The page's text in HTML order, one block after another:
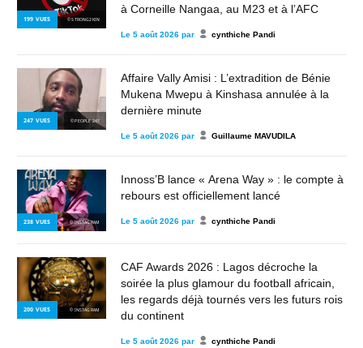
199 VUES © STRONG2KIN
à Corneille Nangaa, au M23 et à l’AFC
Le 5 août 2026 par cynthiche Pandi
247 VUES © PEOPLE 243
Affaire Vally Amisi : L’extradition de Bénie
Mukena Mwepu à Kinshasa annulée à la
dernière minute
Le 5 août 2026 par Guillaume MAVUDILA
238 VUES © INSTAGRAM
Innoss’B lance « Arena Way » : le compte à
rebours est officiellement lancé
Le 5 août 2026 par cynthiche Pandi
200 VUES © INSTAGRAM
CAF Awards 2026 : Lagos décroche la
soirée la plus glamour du football africain,
les regards déjà tournés vers les futurs rois
du continent
Le 5 août 2026 par cynthiche Pandi